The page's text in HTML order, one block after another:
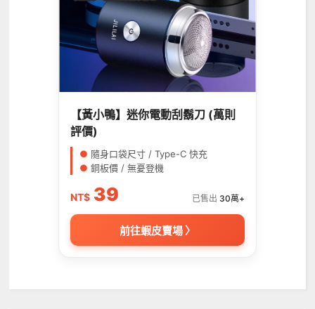
【黃小鴨】迷你電動刮鬍刀 (萬則
評價)
● 隨身口袋尺寸 / Type-C 快充
● 銅板價 / 無憂登機
NT$ 39 已售出 30萬+
前往蝦皮賣場 〉